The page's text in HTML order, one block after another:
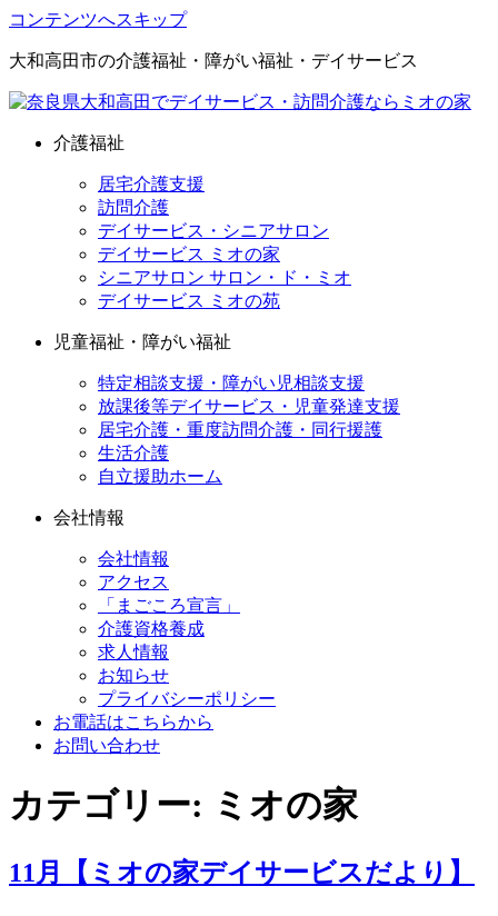
コンテンツへスキップ
大和高田市の介護福祉・障がい福祉・デイサービス
介護福祉
居宅介護支援
訪問介護
デイサービス・シニアサロン
デイサービス ミオの家
シニアサロン サロン・ド・ミオ
デイサービス ミオの苑
児童福祉・障がい福祉
特定相談支援・障がい児相談支援
放課後等デイサービス・児童発達支援
居宅介護・重度訪問介護・同行援護
生活介護
自立援助ホーム
会社情報
会社情報
アクセス
「まごころ宣言」
介護資格養成
求人情報
お知らせ
プライバシーポリシー
お電話はこちらから
お問い合わせ
カテゴリー: ミオの家
11月【ミオの家デイサービスだより】